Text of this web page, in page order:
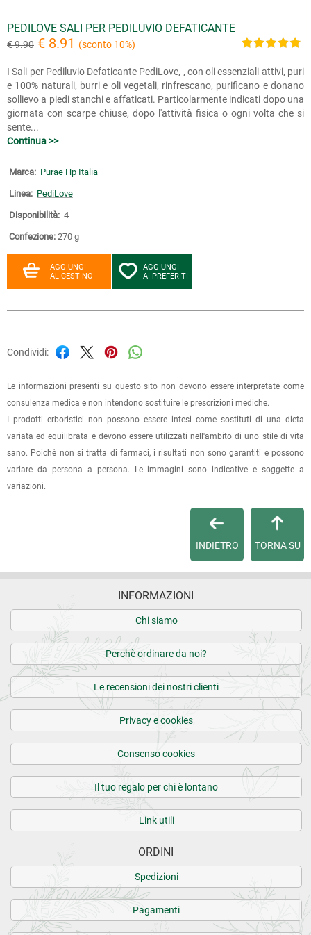
PEDILOVE SALI PER PEDILUVIO DEFATICANTE
€ 9.90 € 8.91 (sconto 10%)
I Sali per Pediluvio Defaticante PediLove, , con oli essenziali attivi, puri
e 100% naturali, burri e oli vegetali, rinfrescano, purificano e donano
sollievo a piedi stanchi e affaticati. Particolarmente indicati dopo una
giornata con scarpe chiuse, dopo l'attività fisica o ogni volta che si
sente...
Continua >>
Marca: Purae Hp Italia
Linea: PediLove
Disponibilità: 4
Confezione: 270 g
AGGIUNGI
AL CESTINO
AGGIUNGI
AI PREFERITI
Condividi:
Le informazioni presenti su questo sito non devono essere interpretate come
consulenza medica e non intendono sostituire le prescrizioni mediche.
I prodotti erboristici non possono essere intesi come sostituti di una dieta
variata ed equilibrata e devono essere utilizzati nell'ambito di uno stile di vita
sano. Poichè non si tratta di farmaci, i risultati non sono garantiti e possono
variare da persona a persona. Le immagini sono indicative e soggette a
variazioni.
TORNA SU
INDIETRO
INFORMAZIONI
Chi siamo
Perchè ordinare da noi?
Le recensioni dei nostri clienti
Privacy e cookies
Consenso cookies
Il tuo regalo per chi è lontano
Link utili
ORDINI
Spedizioni
Pagamenti